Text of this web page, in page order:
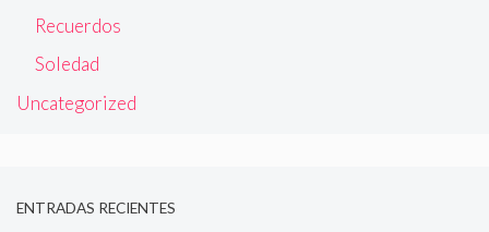
Recuerdos
Soledad
Uncategorized
ENTRADAS RECIENTES